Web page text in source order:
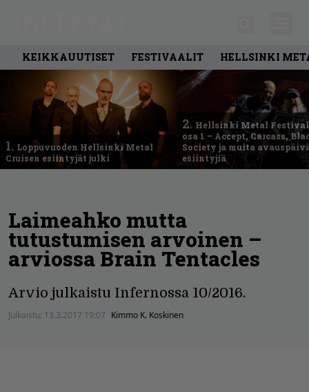
KEIKKAUUTISET FESTIVAALIT HELLSINKI
1. Loppuvuoden Hellsinki Metal
Cruisen esiintyjät julki
2. Hellsinki Metal
osa 1 – Accept, Carcass,
Society ja muita
esiintyjiä
Laimeahko mutta
tutustumisen arvoinen –
arviossa Brain Tentacles
Arvio julkaistu Infernossa 10/2016.
Julkaistu: 13.3.2017 19:07 Kimmo K. Koskinen